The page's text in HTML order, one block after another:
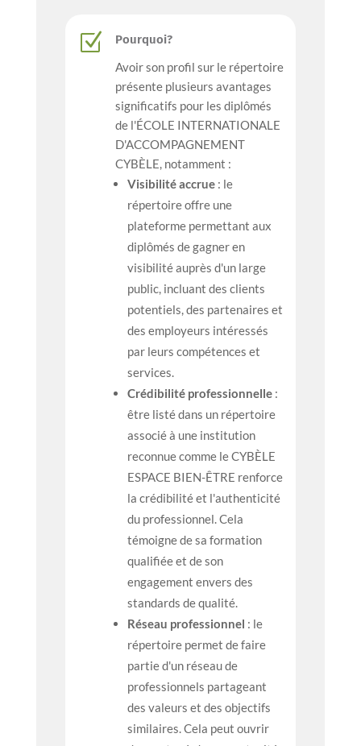
Z
Pourquoi?
Avoir son profil sur le répertoire
présente plusieurs avantages
significatifs pour les diplômés
de l'ÉCOLE INTERNATIONALE
D'ACCOMPAGNEMENT
CYBÈLE, notamment :
Visibilité accrue: le
répertoire offre une
plateforme permettant aux
diplômés de gagner en
visibilité auprès d'un large
public, incluant des clients
potentiels, des partenaires et
des employeurs intéressés
par leurs compétences et
services.
Crédibilité professionnelle:
être listé dans un répertoire
associé à une institution
reconnue comme le CYBÈLE
ESPACE BIEN-ÊTRE renforce
la crédibilité et l'authenticité
du professionnel. Cela
témoigne de sa formation
qualifiée et de son
engagement envers des
standards de qualité.
Réseau professionnel : le
répertoire permet de faire
partie d'un réseau de
professionnels partageant
des valeurs et des objectifs
similaires. Cela peut ouvrir